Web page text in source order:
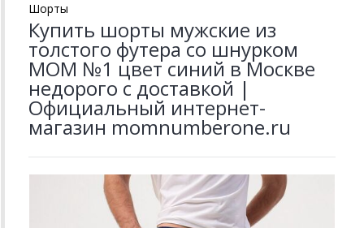
Шорты
Купить шорты мужские из
толстого футера со шнурком
MOM №1 цвет синий в Москве
недорого с доставкой |
Официальный интернет-
магазин momnumberone.ru